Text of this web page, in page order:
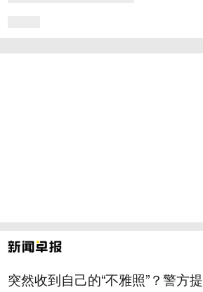
突然收到自己的“不雅照”？警方提